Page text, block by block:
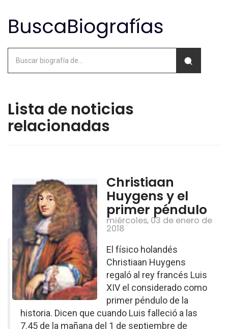
Lista de noticias
relacionadas
Christiaan
Huygens y el
primer péndulo
miércoles, 03 de enero de
2018
El físico holandés
Christiaan Huygens
regaló al rey francés Luis
XIV el considerado como
primer péndulo de la
historia. Dicen que cuando Luis falleció a las
7.45 de la mañana del 1 de septiembre de